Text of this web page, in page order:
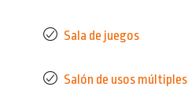
Sala de juegos
Salón de usos múltiples